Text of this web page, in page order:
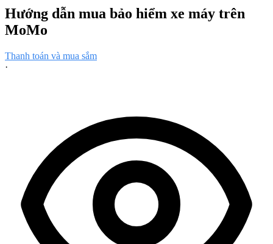
Hướng dẫn mua bảo hiểm xe máy trên
MoMo
Thanh toán và mua sắm
·